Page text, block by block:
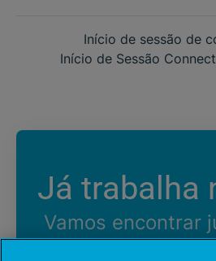
Início de sessão de
Início de Sessão
Já trabalha
Vamos encontrar